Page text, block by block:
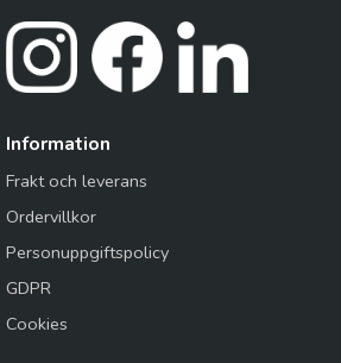
Information
Frakt och leverans
Ordervillkor
Personuppgiftspolicy
GDPR
Cookies